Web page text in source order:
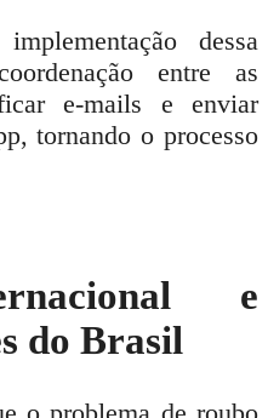
dessa
entre as
e-mails e enviar
, tornando o processo
e
do Brasil